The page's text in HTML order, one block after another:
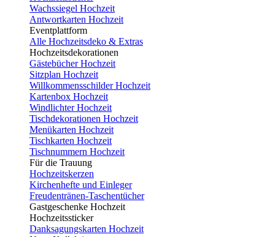
Wachssiegel Hochzeit
Antwortkarten Hochzeit
Eventplattform
Alle Hochzeitsdeko & Extras
Hochzeitsdekorationen
Gästebücher Hochzeit
Sitzplan Hochzeit
Willkommensschilder Hochzeit
Kartenbox Hochzeit
Windlichter Hochzeit
Tischdekorationen Hochzeit
Menükarten Hochzeit
Tischkarten Hochzeit
Tischnummern Hochzeit
Für die Trauung
Hochzeitskerzen
Kirchenhefte und Einleger
Freudentränen-Taschentücher
Gastgeschenke Hochzeit
Hochzeitssticker
Danksagungskarten Hochzeit